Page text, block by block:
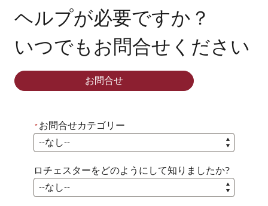
ヘルプが必要ですか？
いつでもお問合せください
お問合せ
*お問合せカテゴリー
* お問合せカテゴリー
ロチェスターをどのようにして知りましたか?
ロチェスターをどのようにして知りましたか?